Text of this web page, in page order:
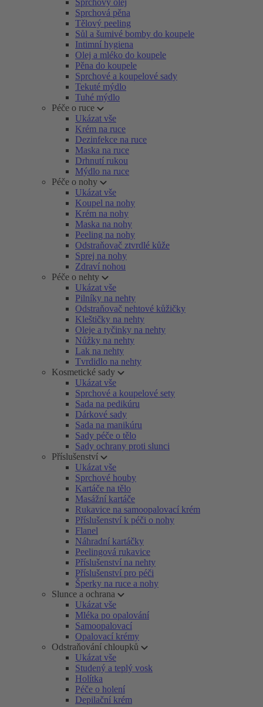
Sprchový olej
Sprchová pěna
Tělový peeling
Sůl a šumivé bomby do koupele
Intimní hygiena
Olej a mléko do koupele
Pěna do koupele
Sprchové a koupelové sady
Tekuté mýdlo
Tuhé mýdlo
Péče o ruce
Ukázat vše
Krém na ruce
Dezinfekce na ruce
Maska na ruce
Drhnutí rukou
Mýdlo na ruce
Péče o nohy
Ukázat vše
Koupel na nohy
Krém na nohy
Maska na nohy
Peeling na nohy
Odstraňovač ztvrdlé kůže
Sprej na nohy
Zdraví nohou
Péče o nehty
Ukázat vše
Pilníky na nehty
Odstraňovač nehtové kůžičky
Kleštičky na nehty
Oleje a tyčinky na nehty
Nůžky na nehty
Lak na nehty
Tvrdidlo na nehty
Kosmetické sady
Ukázat vše
Sprchové a koupelové sety
Sada na pedikúru
Dárkové sady
Sada na manikúru
Sady péče o tělo
Sady ochrany proti slunci
Příslušenství
Ukázat vše
Sprchové houby
Kartáče na tělo
Masážní kartáče
Rukavice na samoopalovací krém
Příslušenství k péči o nohy
Flanel
Náhradní kartáčky
Peelingová rukavice
Příslušenství na nehty
Příslušenství pro péči
Šperky na ruce a nohy
Slunce a ochrana
Ukázat vše
Mléka po opalování
Samoopalovací
Opalovací krémy
Odstraňování chloupků
Ukázat vše
Studený a teplý vosk
Holítka
Péče o holení
Depilační krém